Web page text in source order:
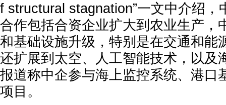
f structural stagnation”一文中介绍，
合作包括合资企业扩大到农业生产，
和基础设施升级，特别是在交通和能
还扩展到太空、人工智能技术，以及
报道称中企参与海上监控系统、港口
项目。